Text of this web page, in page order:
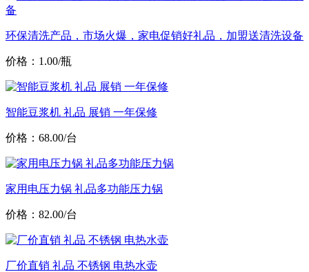
环保清洗产品，市场火爆，家电促销好礼品，加盟送清洗设备
价格：1.00/瓶
智能豆浆机 礼品 展销 一年保修
价格：68.00/台
家用电压力锅 礼品多功能压力锅
价格：82.00/台
厂价直销 礼品 不锈钢 电热水壶